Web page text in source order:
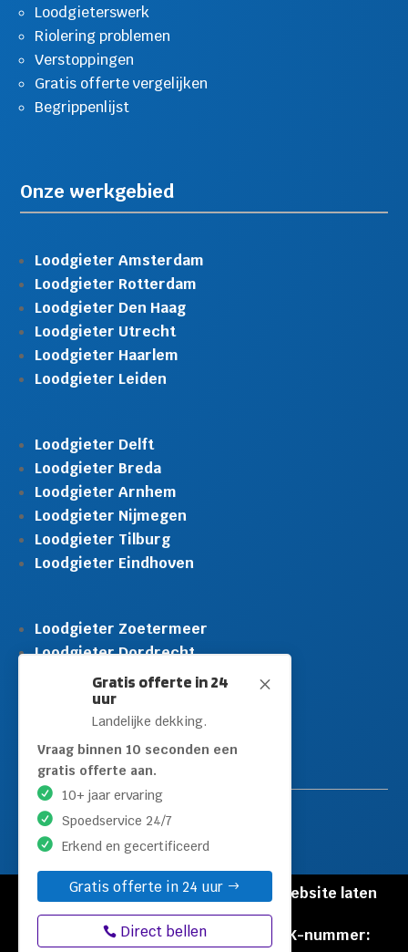
M
Gratis offerte in 24
uur
Landelijke dekking.
Vraag binnen 10 seconden een
gratis offerte aan.
10+ jaar ervaring
Spoedservice 24/7
Erkend en gecertificeerd
Gratis offerte in 24 uur
Direct bellen
Loodgieterswerk
Riolering problemen
Verstoppingen
Gratis offerte vergelijken
Begrippenlijst
Onze werkgebied
Loodgieter Amsterdam
Loodgieter Rotterdam
Loodgieter Den Haag
Loodgieter Utrecht
Loodgieter Haarlem
Loodgieter Leiden
Loodgieter Delft
Loodgieter Breda
Loodgieter Arnhem
Loodgieter Nijmegen
Loodgieter Tilburg
Loodgieter Eindhoven
Loodgieter Zoetermeer
Loodgieter Dordrecht
Loodgieter Rijswijk
Loodgieter Schiedam
Loodgieter Leidschendam
Loodgieter Hilversum
© Copyright Loodgieters Kwartier |
Website laten
maken door Flexamedia
Privacyverklaring|Disclaimer
KVK-nummer: